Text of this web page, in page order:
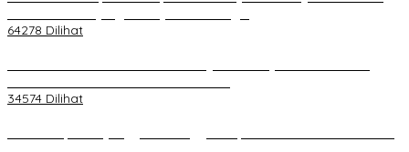
64278 Dilihat
34574 Dilihat